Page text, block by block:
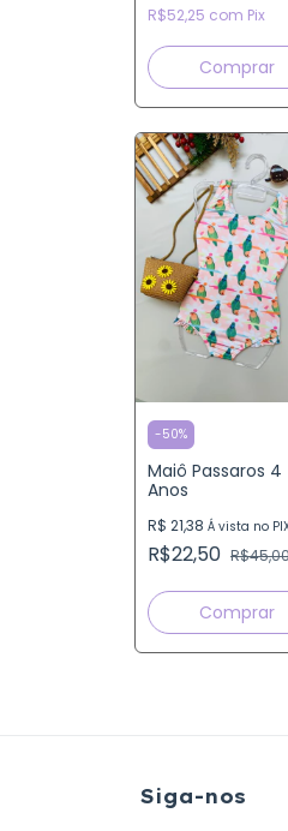
R$52,25 com Pix
Comprar
-50%
Maiô Passaros 4
Anos
R$ 21,38 Á vista no
R$22,50
Comprar
Siga-nos